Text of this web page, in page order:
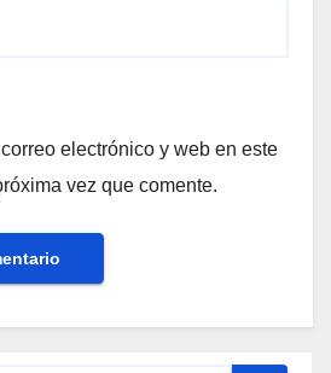
electrónico y web en este
vez que comente.